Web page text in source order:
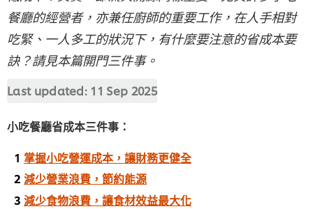
餐廳的經營者，亦兼任廚師的重要工作，在人手相對
吃緊、一人多工的狀況下，有什麼要注意的省成本要
訣？請見本篇開門三件事。
Last updated: 11 Sep 2025
小吃餐廳省成本三件事：
掌握小吃營運成本，讓財務更健全
減少營業浪費，節約能源
減少食物浪費，讓食材效益最大化